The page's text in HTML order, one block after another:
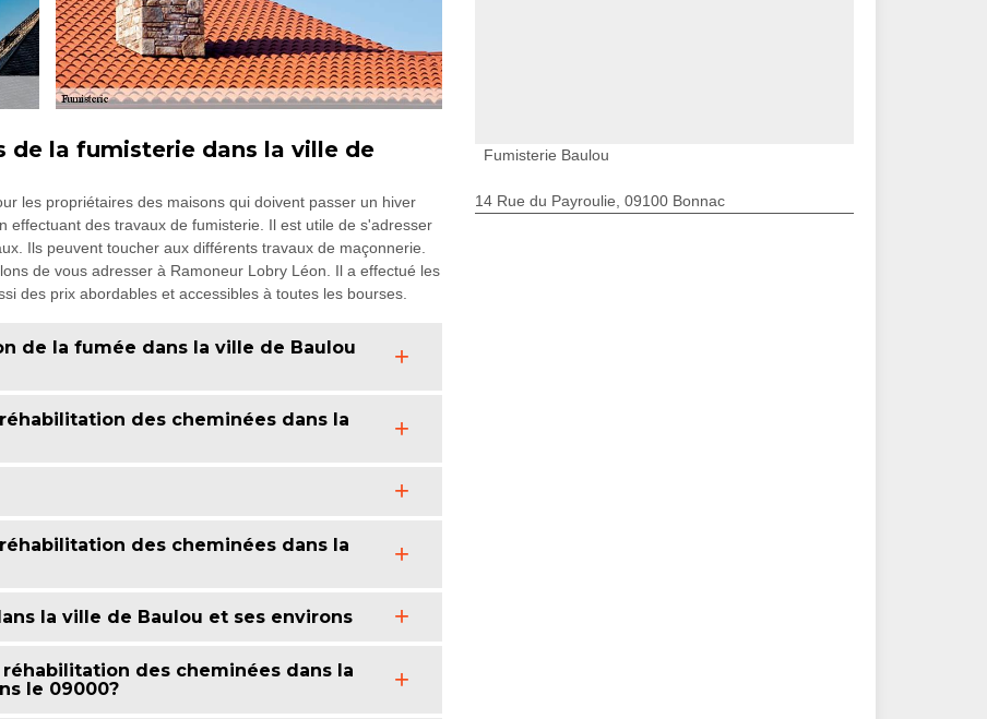
de la fumisterie dans la ville de
les propriétaires des maisons qui doivent passer un hiver
effectuant des travaux de fumisterie. Il est utile de s'adresser
Ils peuvent toucher aux différents travaux de maçonnerie.
de vous adresser à Ramoneur Lobry Léon. Il a effectué les
des prix abordables et accessibles à toutes les bourses.
de la fumée dans la ville de Baulou
des cheminées dans la
des cheminées dans la
la ville de Baulou et ses environs
des cheminées dans la
le 09000?
Fumisterie Baulou
14 Rue du Payroulie, 09100 Bonnac